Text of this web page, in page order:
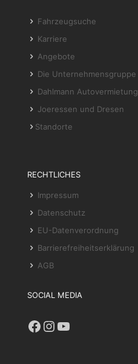
Fahrzeugsuche
Karriere
Angebote
Die Unternehmensgruppe
Dahlmann Autovermietung
Joeressen und Dresen
Standorte
RECHTLICHES
Impressum
Datenschutz
EU-Datenverordnung
Barrierefreiheitserklärung
AGB
SOCIAL MEDIA
Facebook
Instagram
YouTube